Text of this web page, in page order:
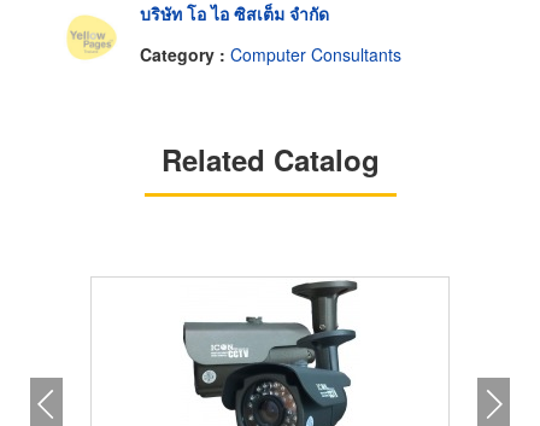
บริษัท โอ ไอ ซิสเต็ม จำกัด
Category : Computer Consultants
Related Catalog